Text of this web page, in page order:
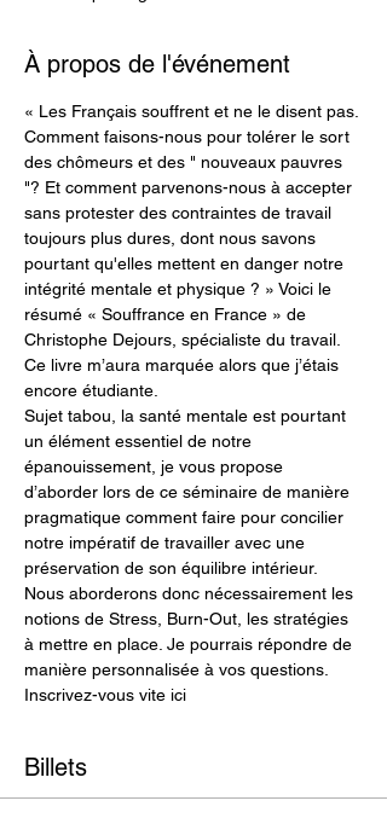
À propos de l'événement
« Les Français souffrent et ne le disent pas.
Comment faisons-nous pour tolérer le sort
des chômeurs et des " nouveaux pauvres
"? Et comment parvenons-nous à accepter
sans protester des contraintes de travail
toujours plus dures, dont nous savons
pourtant qu'elles mettent en danger notre
intégrité mentale et physique ? » Voici le
résumé « Souffrance en France » de
Christophe Dejours, spécialiste du travail.
Ce livre m’aura marquée alors que j’étais
encore étudiante.
Sujet tabou, la santé mentale est pourtant
un élément essentiel de notre
épanouissement, je vous propose
d’aborder lors de ce séminaire de manière
pragmatique comment faire pour concilier
notre impératif de travailler avec une
préservation de son équilibre intérieur.
Nous aborderons donc nécessairement les
notions de Stress, Burn-Out, les stratégies
à mettre en place. Je pourrais répondre de
manière personnalisée à vos questions.
Inscrivez-vous vite ici
Billets